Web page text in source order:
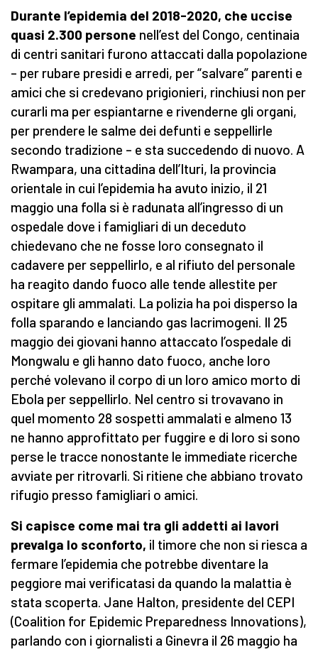
Durante l’epidemia del 2018-2020, che uccise
quasi 2.300 persone nell’est del Congo, centinaia
di centri sanitari furono attaccati dalla popolazione
– per rubare presidi e arredi, per “salvare” parenti e
amici che si credevano prigionieri, rinchiusi non per
curarli ma per espiantarne e rivenderne gli organi,
per prendere le salme dei defunti e seppellirle
secondo tradizione – e sta succedendo di nuovo. A
Rwampara, una cittadina dell’Ituri, la provincia
orientale in cui l’epidemia ha avuto inizio, il 21
maggio una folla si è radunata all’ingresso di un
ospedale dove i famigliari di un deceduto
chiedevano che ne fosse loro consegnato il
cadavere per seppellirlo, e al rifiuto del personale
ha reagito dando fuoco alle tende allestite per
ospitare gli ammalati. La polizia ha poi disperso la
folla sparando e lanciando gas lacrimogeni. Il 25
maggio dei giovani hanno attaccato l’ospedale di
Mongwalu e gli hanno dato fuoco, anche loro
perché volevano il corpo di un loro amico morto di
Ebola per seppellirlo. Nel centro si trovavano in
quel momento 28 sospetti ammalati e almeno 13
ne hanno approfittato per fuggire e di loro si sono
perse le tracce nonostante le immediate ricerche
avviate per ritrovarli. Si ritiene che abbiano trovato
rifugio presso famigliari o amici.
Si capisce come mai tra gli addetti ai lavori
prevalga lo sconforto, il timore che non si riesca a
fermare l’epidemia che potrebbe diventare la
peggiore mai verificatasi da quando la malattia è
stata scoperta. Jane Halton, presidente del CEPI
(Coalition for Epidemic Preparedness Innovations),
parlando con i giornalisti a Ginevra il 26 maggio ha